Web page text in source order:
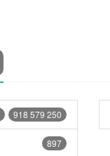
918 579 250
897